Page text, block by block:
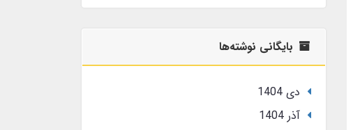
بایگانی نوشته‌ها
دی 1404
آذر 1404